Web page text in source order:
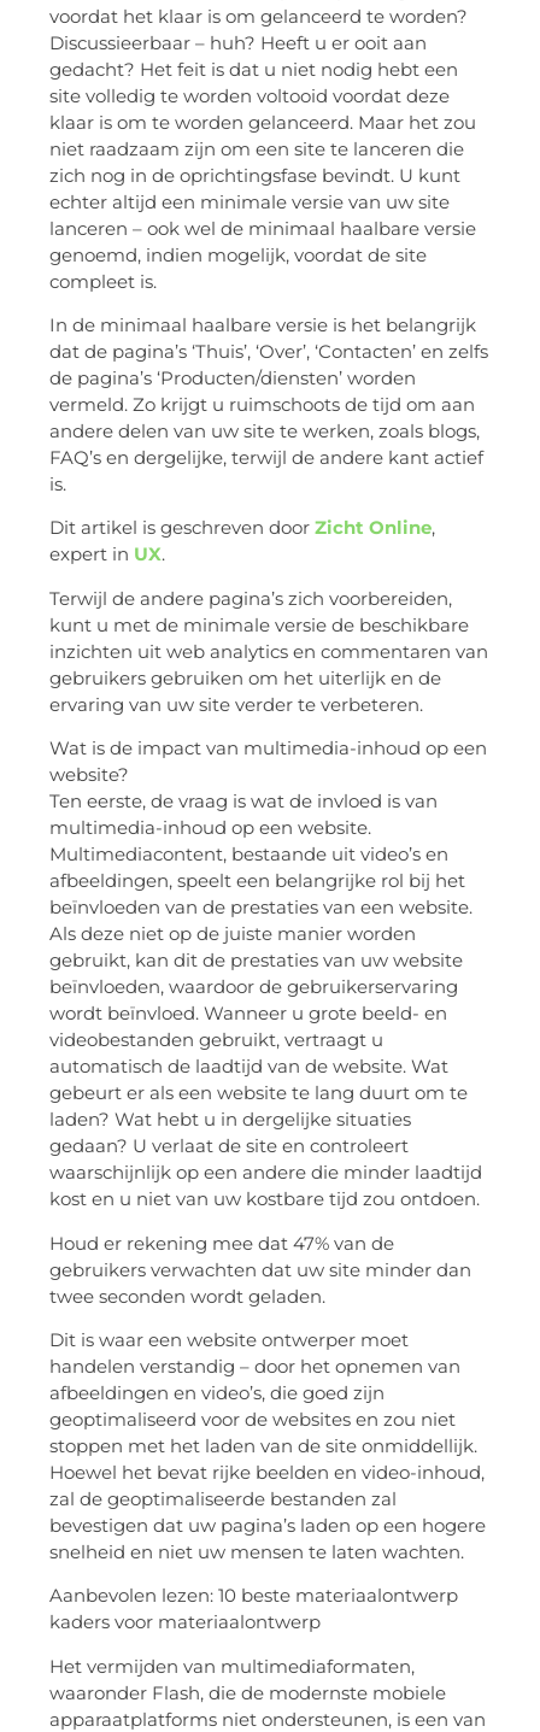
voordat het klaar is om gelanceerd te worden?
Discussieerbaar – huh? Heeft u er ooit aan
gedacht? Het feit is dat u niet nodig hebt een
site volledig te worden voltooid voordat deze
klaar is om te worden gelanceerd. Maar het zou
niet raadzaam zijn om een site te lanceren die
zich nog in de oprichtingsfase bevindt. U kunt
echter altijd een minimale versie van uw site
lanceren – ook wel de minimaal haalbare versie
genoemd, indien mogelijk, voordat de site
compleet is.
In de minimaal haalbare versie is het belangrijk
dat de pagina’s ‘Thuis’, ‘Over’, ‘Contacten’ en zelfs
de pagina’s ‘Producten/diensten’ worden
vermeld. Zo krijgt u ruimschoots de tijd om aan
andere delen van uw site te werken, zoals blogs,
FAQ’s en dergelijke, terwijl de andere kant actief
is.
Dit artikel is geschreven door Zicht Online,
expert in UX.
Terwijl de andere pagina’s zich voorbereiden,
kunt u met de minimale versie de beschikbare
inzichten uit web analytics en commentaren van
gebruikers gebruiken om het uiterlijk en de
ervaring van uw site verder te verbeteren.
Wat is de impact van multimedia-inhoud op een
website?
Ten eerste, de vraag is wat de invloed is van
multimedia-inhoud op een website.
Multimediacontent, bestaande uit video’s en
afbeeldingen, speelt een belangrijke rol bij het
beïnvloeden van de prestaties van een website.
Als deze niet op de juiste manier worden
gebruikt, kan dit de prestaties van uw website
beïnvloeden, waardoor de gebruikerservaring
wordt beïnvloed. Wanneer u grote beeld- en
videobestanden gebruikt, vertraagt u
automatisch de laadtijd van de website. Wat
gebeurt er als een website te lang duurt om te
laden? Wat hebt u in dergelijke situaties
gedaan? U verlaat de site en controleert
waarschijnlijk op een andere die minder laadtijd
kost en u niet van uw kostbare tijd zou ontdoen.
Houd er rekening mee dat 47% van de
gebruikers verwachten dat uw site minder dan
twee seconden wordt geladen.
Dit is waar een website ontwerper moet
handelen verstandig – door het opnemen van
afbeeldingen en video’s, die goed zijn
geoptimaliseerd voor de websites en zou niet
stoppen met het laden van de site onmiddellijk.
Hoewel het bevat rijke beelden en video-inhoud,
zal de geoptimaliseerde bestanden zal
bevestigen dat uw pagina’s laden op een hogere
snelheid en niet uw mensen te laten wachten.
Aanbevolen lezen: 10 beste materiaalontwerp
kaders voor materiaalontwerp
Het vermijden van multimediaformaten,
waaronder Flash, die de modernste mobiele
apparaatplatforms niet ondersteunen, is een van